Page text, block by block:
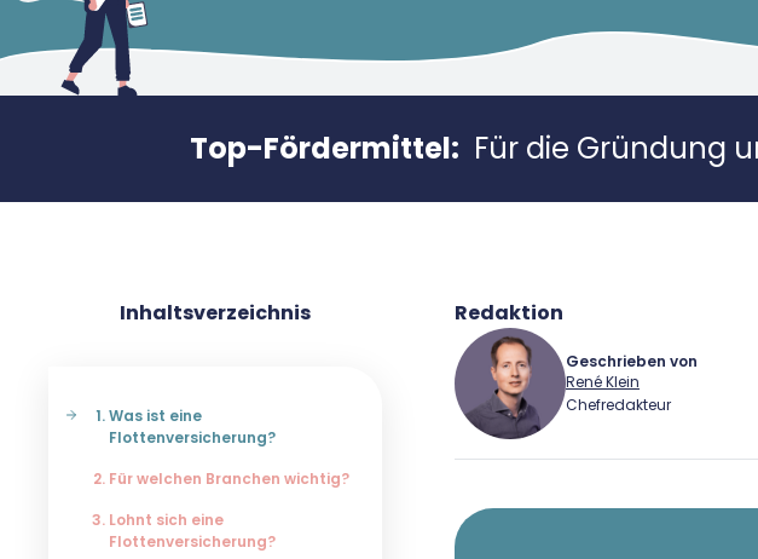
Top-Fördermittel: Für die Gründung
Inhaltsverzeichnis
Was ist eine
Flottenversicherung?
Für welchen Branchen wichtig?
Lohnt sich eine
Flottenversicherung?
Redaktion
Geschrieben von
René Klein
Chefredakteur
René Klein